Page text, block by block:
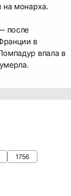
на монарха.
после
в
впала в
1756